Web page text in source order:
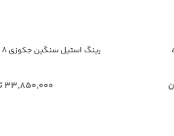
رینگ استیل سنگین جکوزی ۸ نفره
۳۳,۸۵۰,۰۰۰ تومان